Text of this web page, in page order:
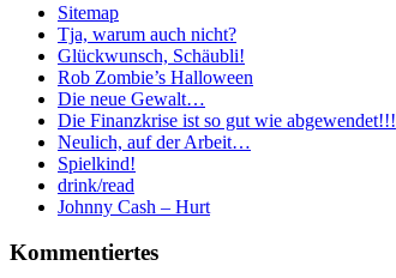
Sitemap
Tja, warum auch nicht?
Glückwunsch, Schäubli!
Rob Zombie’s Halloween
Die neue Gewalt…
Die Finanzkrise ist so gut wie abgewendet!!!
Neulich, auf der Arbeit…
Spielkind!
drink/read
Johnny Cash – Hurt
Kommentiertes